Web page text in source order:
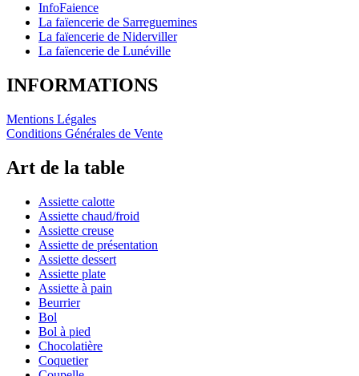
InfoFaience
La faïencerie de Sarreguemines
La faïencerie de Niderviller
La faïencerie de Lunéville
INFORMATIONS
Mentions Légales
Conditions Générales de Vente
Art de la table
Assiette calotte
Assiette chaud/froid
Assiette creuse
Assiette de présentation
Assiette dessert
Assiette plate
Assiette à pain
Beurrier
Bol
Bol à pied
Chocolatière
Coquetier